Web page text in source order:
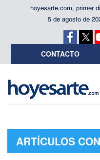
hoyesarte.com, primer
5 de agosto de
CONTACTO
ARTÍCULOS